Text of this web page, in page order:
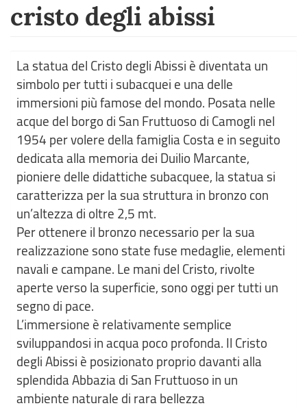
cristo degli abissi
La statua del Cristo degli Abissi è diventata un
simbolo per tutti i subacquei e una delle
immersioni più famose del mondo. Posata nelle
acque del borgo di San Fruttuoso di Camogli nel
1954 per volere della famiglia Costa e in seguito
dedicata alla memoria dei Duilio Marcante,
pioniere delle didattiche subacquee, la statua si
caratterizza per la sua struttura in bronzo con
un’altezza di oltre 2,5 mt.
Per ottenere il bronzo necessario per la sua
realizzazione sono state fuse medaglie, elementi
navali e campane. Le mani del Cristo, rivolte
aperte verso la superficie, sono oggi per tutti un
segno di pace.
L’immersione è relativamente semplice
sviluppandosi in acqua poco profonda. Il Cristo
degli Abissi è posizionato proprio davanti alla
splendida Abbazia di San Fruttuoso in un
ambiente naturale di rara bellezza